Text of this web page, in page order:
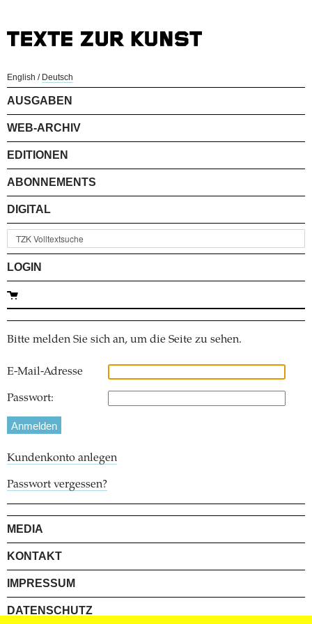
English / Deutsch
AUSGABEN
WEB-ARCHIV
EDITIONEN
ABONNEMENTS
DIGITAL
LOGIN
Bitte melden Sie sich an, um die Seite zu sehen.
E-Mail-Adresse
Passwort:
Kundenkonto anlegen
Passwort vergessen?
MEDIA
KONTAKT
IMPRESSUM
DATENSCHUTZ